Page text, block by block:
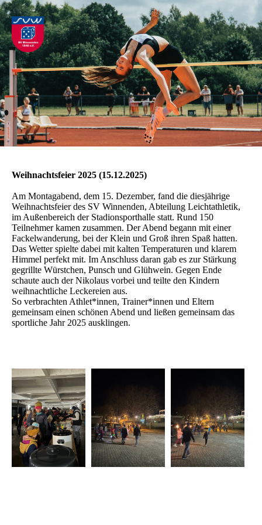
Weihnachtsfeier 2025 (15.12.2025)
Am Montagabend, dem 15. Dezember, fand die diesjährige
Weihnachtsfeier des SV Winnenden, Abteilung Leichtathletik,
im Außenbereich der Stadionsporthalle statt. Rund 150
Teilnehmer kamen zusammen. Der Abend begann mit einer
Fackelwanderung, bei der Klein und Groß ihren Spaß hatten.
Das Wetter spielte dabei mit kalten Temperaturen und klarem
Himmel perfekt mit. Im Anschluss daran gab es zur Stärkung
gegrillte Würstchen, Punsch und Glühwein. Gegen Ende
schaute auch der Nikolaus vorbei und teilte den Kindern
weihnachtliche Leckereien aus.
So verbrachten Athlet*innen, Trainer*innen und Eltern
gemeinsam einen schönen Abend und ließen gemeinsam das
sportliche Jahr 2025 ausklingen.